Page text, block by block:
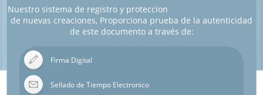
Nuestro sistema de registro y proteccion
de nuevas creaciones, Proporciona prueba de la autenticidad
de este documento a través de:
Firma Digital
Sellado de Tiempo Electronico